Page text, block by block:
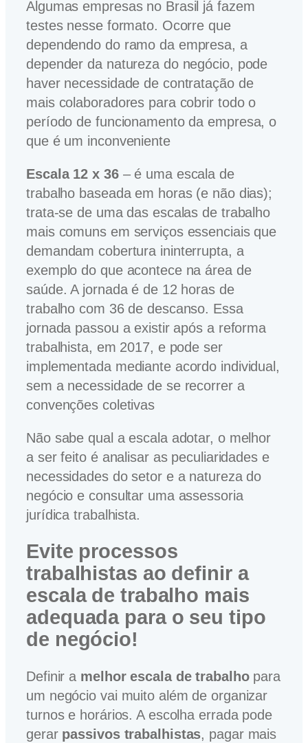
Algumas empresas no Brasil já fazem
testes nesse formato. Ocorre que
dependendo do ramo da empresa, a
depender da natureza do negócio, pode
haver necessidade de contratação de
mais colaboradores para cobrir todo o
período de funcionamento da empresa, o
que é um inconveniente
Escala 12 x 36– é uma escala de
trabalho baseada em horas (e não dias);
trata-se de uma das escalas de trabalho
mais comuns em serviços essenciais que
demandam cobertura ininterrupta, a
exemplo do que acontece na área de
saúde. A jornada é de 12 horas de
trabalho com 36 de descanso. Essa
jornada passou a existir após a reforma
trabalhista, em 2017, e pode ser
implementada mediante acordo individual,
sem a necessidade de se recorrer a
convenções coletivas
Não sabe qual a escala adotar, o melhor
a ser feito é analisar as peculiaridades e
necessidades do setor e a natureza do
negócio e consultar uma assessoria
jurídica trabalhista.
Evite processos
trabalhistas ao definir a
escala de trabalho mais
adequada para o seu tipo
de negócio!
Definir a melhor escala de trabalhopara
um negócio vai muito além de organizar
turnos e horários. A escolha errada pode
gerar passivos trabalhistas, pagar mais